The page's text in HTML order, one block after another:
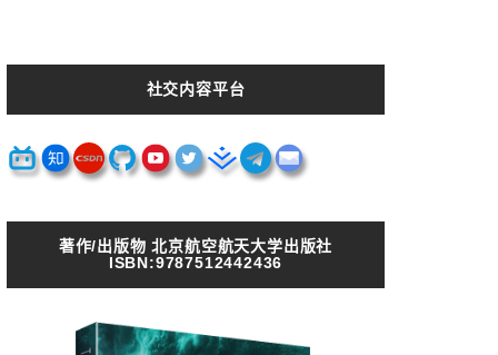
社交内容平台
著作/出版物 北京航空航天大学出版社
ISBN:9787512442436